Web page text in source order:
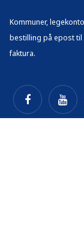
Kommuner,
bestilling på epost
faktura.